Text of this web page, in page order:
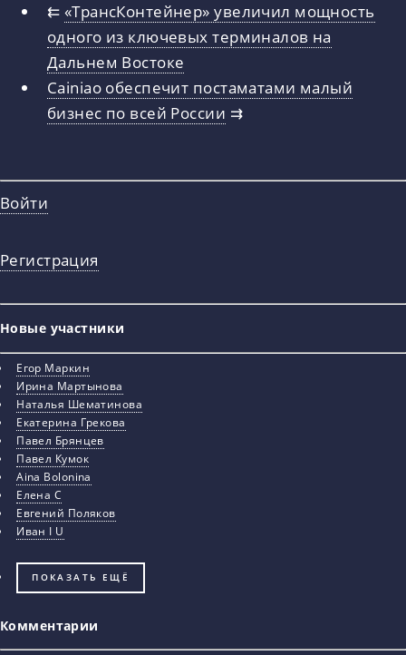
⇇ «ТрансКонтейнер» увеличил мощность
одного из ключевых терминалов на
Дальнем Востоке
Cainiao обеспечит постаматами малый
бизнес по всей России ⇉
Войти
Регистрация
Новые участники
Егор Маркин
Ирина Мартынова
Наталья Шематинова
Екатерина Грекова
Павел Брянцев
Павел Кумок
Aina Bolonina
Елена С
Евгений Поляков
Иван I U
ПОКАЗАТЬ ЕЩЁ
Комментарии